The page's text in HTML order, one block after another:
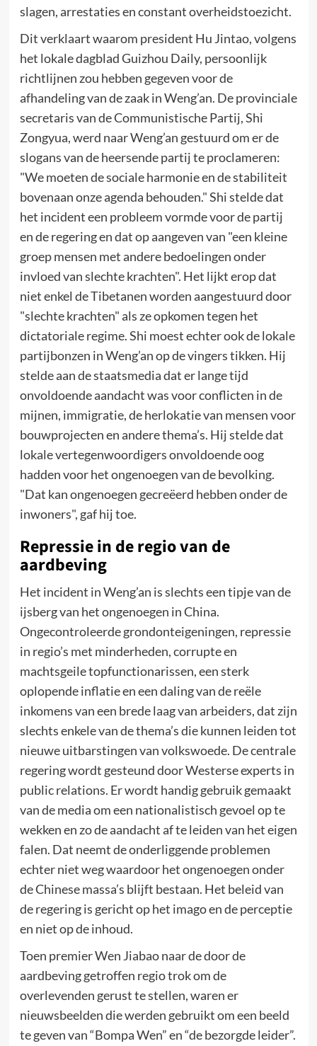
slagen, arrestaties en constant overheidstoezicht.
Dit verklaart waarom president Hu Jintao, volgens
het lokale dagblad Guizhou Daily, persoonlijk
richtlijnen zou hebben gegeven voor de
afhandeling van de zaak in Weng’an. De provinciale
secretaris van de Communistische Partij, Shi
Zongyua, werd naar Weng’an gestuurd om er de
slogans van de heersende partij te proclameren:
"We moeten de sociale harmonie en de stabiliteit
bovenaan onze agenda behouden." Shi stelde dat
het incident een probleem vormde voor de partij
en de regering en dat op aangeven van "een kleine
groep mensen met andere bedoelingen onder
invloed van slechte krachten". Het lijkt erop dat
niet enkel de Tibetanen worden aangestuurd door
"slechte krachten" als ze opkomen tegen het
dictatoriale regime. Shi moest echter ook de lokale
partijbonzen in Weng’an op de vingers tikken. Hij
stelde aan de staatsmedia dat er lange tijd
onvoldoende aandacht was voor conflicten in de
mijnen, immigratie, de herlokatie van mensen voor
bouwprojecten en andere thema’s. Hij stelde dat
lokale vertegenwoordigers onvoldoende oog
hadden voor het ongenoegen van de bevolking.
"Dat kan ongenoegen gecreëerd hebben onder de
inwoners", gaf hij toe.
Repressie in de regio van de
aardbeving
Het incident in Weng’an is slechts een tipje van de
ijsberg van het ongenoegen in China.
Ongecontroleerde grondonteigeningen, repressie
in regio’s met minderheden, corrupte en
machtsgeile topfunctionarissen, een sterk
oplopende inflatie en een daling van de reële
inkomens van een brede laag van arbeiders, dat zijn
slechts enkele van de thema’s die kunnen leiden tot
nieuwe uitbarstingen van volkswoede. De centrale
regering wordt gesteund door Westerse experts in
public relations. Er wordt handig gebruik gemaakt
van de media om een nationalistisch gevoel op te
wekken en zo de aandacht af te leiden van het eigen
falen. Dat neemt de onderliggende problemen
echter niet weg waardoor het ongenoegen onder
de Chinese massa’s blijft bestaan. Het beleid van
de regering is gericht op het imago en de perceptie
en niet op de inhoud.
Toen premier Wen Jiabao naar de door de
aardbeving getroffen regio trok om de
overlevenden gerust te stellen, waren er
nieuwsbeelden die werden gebruikt om een beeld
te geven van “Bompa Wen” en “de bezorgde leider”.